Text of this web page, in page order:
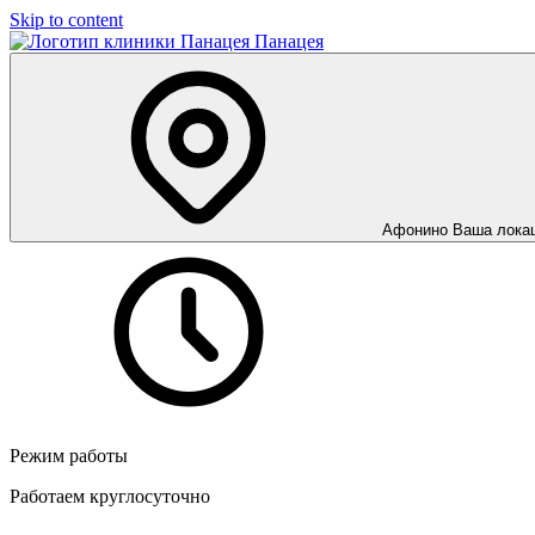
Skip to content
Панацея
Афонино Ваша
Режим работы
Работаем круглосуточно